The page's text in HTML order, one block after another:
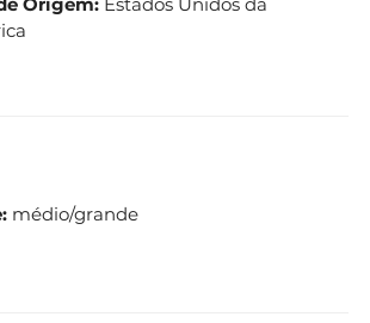
médio/grande